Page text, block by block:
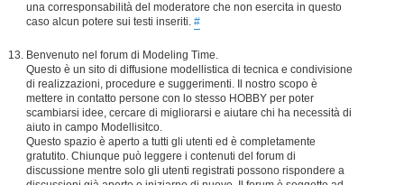
una corresponsabilità del moderatore che non esercita in questo
caso alcun potere sui testi inseriti. #
Benvenuto nel forum di Modeling Time.
Questo è un sito di diffusione modellistica di tecnica e condivisione
di realizzazioni, procedure e suggerimenti. Il nostro scopo è
mettere in contatto persone con lo stesso HOBBY per poter
scambiarsi idee, cercare di migliorarsi e aiutare chi ha necessità di
aiuto in campo Modellisitco.
Questo spazio è aperto a tutti gli utenti ed è completamente
gratutito. Chiunque può leggere i contenuti del forum di
discussione mentre solo gli utenti registrati possono rispondere a